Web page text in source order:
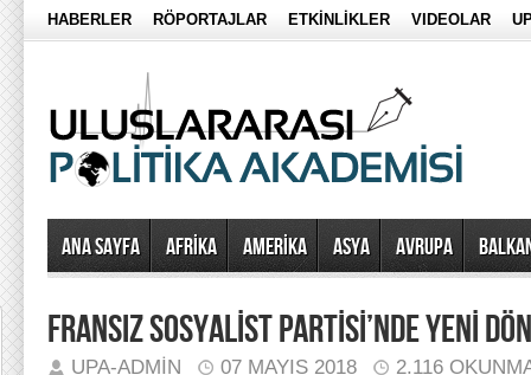
HABERLER RÖPORTAJLAR ETKİNLİKLER VIDEOLAR
Ana Sayfa AFRİKA AMERİKA ASYA AVRUPA
FRANSIZ SOSYALİST PARTİSİ’NDE YENİ
UPA-ADMIN 07 MAYIS 2018 2.116